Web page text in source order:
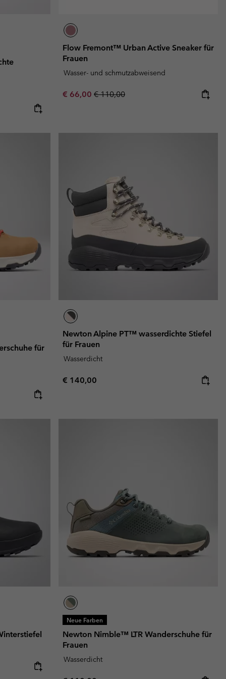
Flow Fremont™ Urban Active Sneaker für
Frauen
Wasser- und schmutzabweisend
Sale price:
€ 66,00 Regular price:
€ 110,00
für
Newton Alpine PT™ wasserdichte Stiefel
für Frauen
Wasserdicht
Regular price:
€ 140,00
Neue Farben
Newton Nimble™ LTR Wanderschuhe für
Frauen
Wasserdicht